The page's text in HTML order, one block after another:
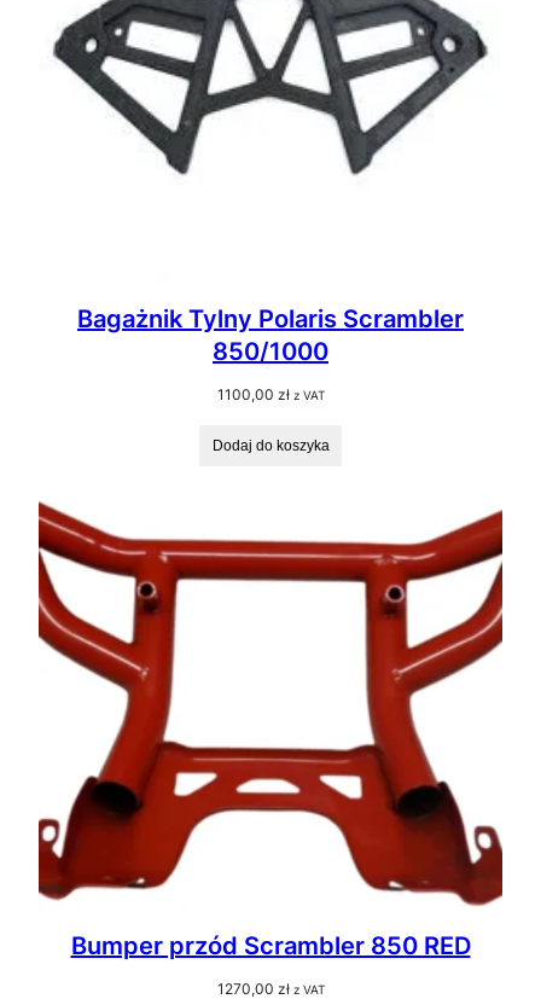
Bagażnik Tylny Polaris Scrambler
850/1000
1100,00 zł z VAT
Dodaj do koszyka
Bumper przód Scrambler 850 RED
1270,00 zł z VAT